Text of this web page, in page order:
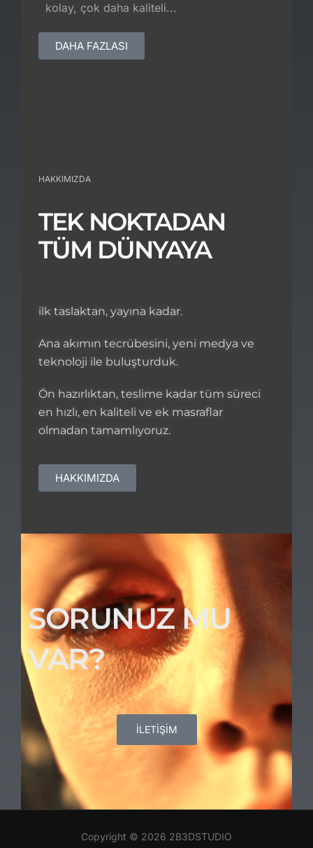
kolay, çok daha kaliteli...
DAHA FAZLASI
HAKKIMIZDA
TEK NOKTADAN
TÜM DÜNYAYA
ilk taslaktan, yayına kadar.
Ana akımın tecrübesini, yeni medya ve
teknoloji ile buluşturduk.
Ön hazırlıktan, teslime kadar tüm süreci
en hızlı, en kaliteli ve ek masraflar
olmadan tamamlıyoruz.
HAKKIMIZDA
SORUNUZ MU
VAR?
İLETİŞİM
Copyright © 2026 2B3DSTUDIO